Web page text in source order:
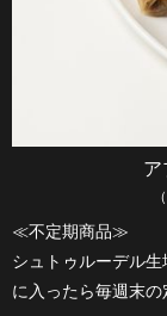
ア
≪不定期商品≫
シュトゥルーデル
に入ったら毎週末の